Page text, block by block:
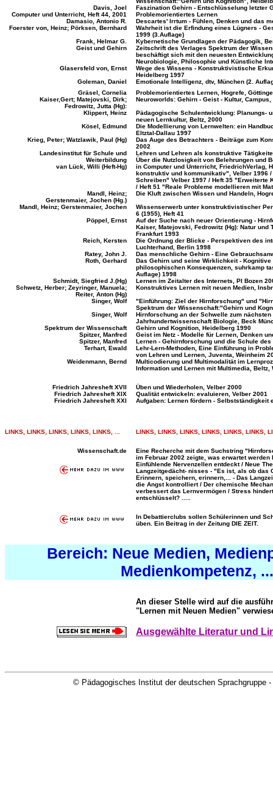
Davis, Joel
Faszination Gehirn - Entschlüsselung letzter
Computer und Unterricht, Heft 44, 2001
Problemorientiertes Lernen
Damasio, Antonio R.
Descartes' Irrtum - Fühlen, Denken und das
Foerster von, Heinz; Pörksen, Bernhard
Wahrheit ist die Erfindung eines Lügners -
1999 (3.Auflage)
Frank, Helmar G.
Kybernetische Grundlagen der Pädagogik,
Geist und Gehirn
Zeitschrift des Verlages Spektrum der
beschäftigt sich mit den neuesten
Neurobiologie, Philosophie und Künstliche
Glasersfeld von, Ernst
Wege des Wissens - Konstruktivistische
Heidelberg 1997
Goleman, Daniel
Emotionale Intelligenz, dtv, München (2.
Gräsel, Cornelia
Problemorientiertes Lernen, Hogrefe,
Kaiser,Gert; Matejovski, Dirk;
Fedrowitz, Jutta (Hg):
Neuroworlds: Gehirn - Geist - Kultur,
Klippert, Heinz
Pädagogische Schulentwicklung: Planungs-
neuen Lernkultur, Beltz, 2000
Kösel, Edmund
Die Modellierung von Lernwelten: ein
Eltztal-Dallau 1997
Krieg, Peter; Watzlawik, Paul (Hg)
Das Auge des Betrachters - Beiträge zum
2002
Landesinstitut für Schule und
Weiterbildung
Lehren und Lehren als konstruktive
Über die Nutzlosigkeit von Belehrungen und
van Lück, Willi (Heft-Hg)
in Computer und Unterricht, FriedrichVerlag,
konstruktiv und kommunikativ", Velber 1996
Schreiben" Velber 1997 / Heft 35 "Erweiterte
/ Heft 51 "Reale Probleme modellieren mit
Mandl, Heinz;
Gerstenmaier, Jochen (Hg.)
Die Kluft zwischen Wissen und Handeln,
Mandl, Heinz; Gerstenmaier, Jochen
Wissenserwerb unter konstruktivistischer
6 (1955), Heft 41
Pöppel, Ernst
Auf der Suche nach neuer Orientierung -
Kaiser, Matejovski, Fedrowitz (Hg): Natur und
Frankfurt 1993
Reich, Kersten
Die Ordnung der Blicke - Perspektiven des
Luchterhand, Berlin 1998
Ratey, John J.
Das menschliche Gehirn - Eine
Roth, Gerhard
Das Gehirn und seine Wirklichkeit -
philosophischen Konsequenzen, suhrkamp
Auflage) 1998
Schmidt, Siegfried J.(Hg)
Lernen im Zeitalter des Internets, PI Bozen
Schwetz, Herber; Zeyringer, Manuela;
Reiter, Anton (Hg)
Konstruktives Lernen mit neuen Medien,
Singer, Wolf
"Einführung: Ziel der Hirnforschung" und
Spektrum der Wissenschaft:"Gehirn und
Singer, Wolf
Hirnforschung an der Schwelle zum nächsten
Jahrhundertwissenschaft Biologie, Beck
Spektrum der Wissenschaft
Gehirn und Kognition, Heidelberg 1990
Spitzer, Manfred
Geist im Netz - Modelle für Lernen, Denken
Spitzer, Manfred
Lernen - Gehirnforschung und die Schule
Terhart, Ewald
Lehr-Lern-Methoden, Eine Einführung in
von Lehren und Lernen, Juventa, Weinheim
Weidenmann, Bernd
Multicodierung und Multimodalität im
Information und Lernen mit Multimedia, Beltz,
Friedrich Jahresheft XVII
Üben und Wiederholen, Velber 2000
Friedrich Jahresheft XIX
Qualität entwickeln: evaluieren, Velber 2001
Friedrich Jahresheft XXI
Aufgaben: Lernen fördern - Selbstständigkeit
LINKS, LINKS, LINKS, LINKS, LINKS, ... LINKS, LINKS, LINKS, LINKS, LINKS, LINKS,
Wissenschaft.de
Eine Recherche mit dem Suchstring
im Februar 2002 zeigte, was erwartet
Einfühlende Nervenzellen entdeckt / Neue
Langzeitgedächt- nisses - "Es ist, als ob das
Erinnern, speichern, erinnern,... - Das
die Angst kontrolliert / Der chemische
verbessert das Lernvermögen / Stress
entschlüsselt? .....
In Debattierclubs sollen Schülerinnen und
üben. Ein Beitrag in der Zeitung DIE ZEIT.
Bereich: Neue Medien,
Medienkompetenz, ...
An dieser Stelle wird auf die
"Lernen mit Neuen Medien"
Ausgewählte Literatur und
© Pädagogisches Institut der deutschen Sprachgruppe